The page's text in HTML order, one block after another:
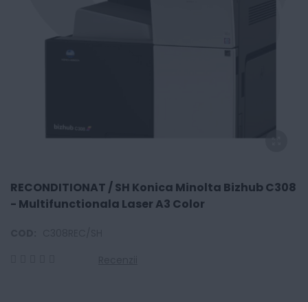
RECONDITIONAT / SH Konica Minolta Bizhub C308
- Multifunctionala Laser A3 Color